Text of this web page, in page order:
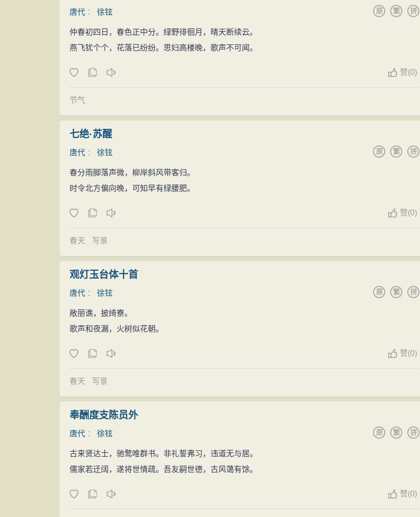
唐代 ： 徐铉 拼
繁
原
仲春初四日，春色正中分。绿野徘徊月，晴天断续云。
燕飞犹个个，花落已纷纷。思妇高楼晚，歌声不可闻。
赞(0)
节气
七绝·苏醒
唐代 ： 徐铉 拼
繁
原
春分雨脚落声微，柳岸斜风带客归。
时令北方偏向晚，可知早有绿腰肥。
赞(0)
春天 写景
观灯玉台体十首
唐代 ： 徐铉 拼
繁
原
敞丽谯，披绮寮。
歌声和夜漏，火树似花朝。
赞(0)
春天 写景
奉酬度支陈员外
唐代 ： 徐铉 拼
繁
原
古来贤达士，驰鹜唯群书。非礼誓弗习，违道无与居。
儒家若迂阔，遂将世情疏。吾友嗣世德，古风蔼有馀。
赞(0)